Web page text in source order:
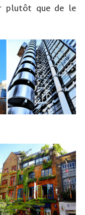
plutôt que de le